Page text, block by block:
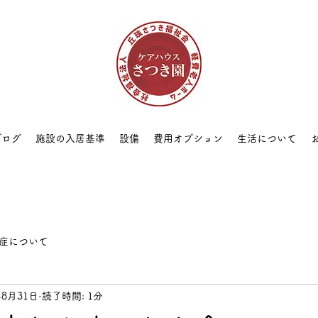
グ 施設の入居基準 設備 費用オプション 生活について
について
月31日 読了時間: 1分